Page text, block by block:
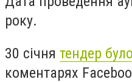
року.
30 січня тендер
коментарях